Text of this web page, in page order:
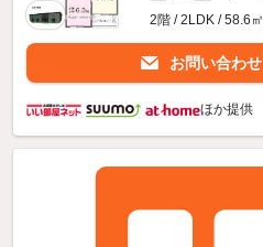
2階 / 2LDK / 58.6㎡
お問い合わせ
ほか提供